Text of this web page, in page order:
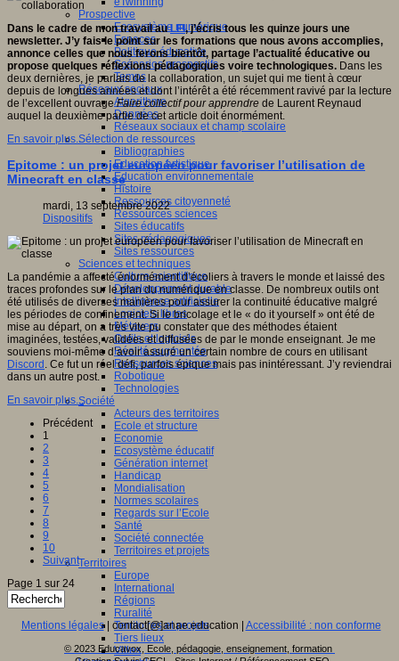
Prospective
Ecosystème numérique
Espaces
Politique éducative
Scénarios prospectifs
Temps
Réseaux sociaux
Algorithme
Données
Réseaux sociaux et champ scolaire
Sélection de ressources
Bibliographies
Education artistique
Education environnementale
Histoire
Ressources citoyenneté
Ressources sciences
Sites éducatifs
Sites pédagogiques
Sites ressources
Sciences et techniques
Culture scientifique
Développement durable
Intelligence artificielle
Logiciels libres
Métavers
Outils et logiciels
Réalité augmentée
Ressources sciences
Robotique
Technologies
Société
Acteurs des territoires
Ecole et structure
Economie
Ecosystème éducatif
Génération internet
Handicap
Mondialisation
Normes scolaires
Regards sur l’Ecole
Santé
Société connectée
Territoires et projets
Territoires
Europe
International
Régions
Ruralité
Territoires et projets
Tiers lieux
Villes
Dans le cadre de mon travail auLFI, j’écris tous les quinze jours une
newsletter. J’y fais le point sur les formations que nous avons accomplies,
annonce celles que nous ferons bientôt, partage l’actualité éducative ou
propose quelques réflexions pédagogiques voire technologiques. Dans les
deux dernières, je parlais de la collaboration, un sujet qui me tient à cœur
depuis de longues années et dont l’intérêt a été récemment ravivé par la lecture
de l’excellent ouvrageFaire collectif pour apprendre de Laurent Reynaud
auquel la deuxième partie de cet article doit énormément.
En savoir plus...
Epitome : un projet européen pour favoriser l’utilisation de
Minecraft en classe
mardi, 13 septembre 2022
Dispositifs
La pandémie a affecté énormément d’écoliers à travers le monde et laissé des
traces profondes sur le plan du numérique en classe. De nombreux outils ont
été utilisés de diverses manières pour assurer la continuité éducative malgré
les périodes de confinement. Si le bricolage et le « do it yourself » ont été de
mise au départ, on a très vite pu constater que des méthodes étaient
imaginées, testées, validées et diffusées de par le monde enseignant. Je me
souviens moi-même d’avoir assuré un certain nombre de cours en utilisant
Discord . Ce fut un réel défi, parfois épique mais pas inintéressant. J’y reviendrai
dans un autre post.
En savoir plus...
Précédent
1
2
3
4
5
6
7
8
9
10
Suivant
Page 1 sur 24
Mentions légales| contact[@]anae.education | Accessibilité : non conforme
© 2023 Educavox, Ecole, pédagogie, enseignement, formation